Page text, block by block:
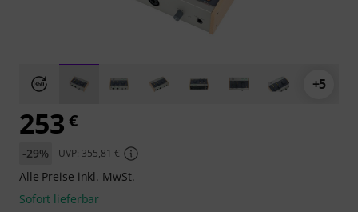
+5
253 €
-29% UVP: 355,81 €
Alle Preise inkl. MwSt.
Sofort lieferbar